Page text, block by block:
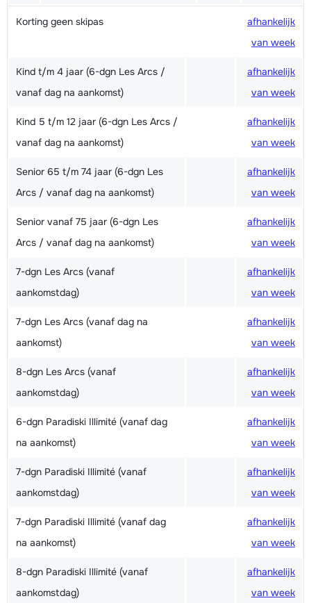
Korting geen skipas
afhankelijk
van week
Kind t/m 4 jaar (6-dgn Les Arcs /
vanaf dag na aankomst)
afhankelijk
van week
Kind 5 t/m 12 jaar (6-dgn Les Arcs /
vanaf dag na aankomst)
afhankelijk
van week
Senior 65 t/m 74 jaar (6-dgn Les
Arcs / vanaf dag na aankomst)
afhankelijk
van week
Senior vanaf 75 jaar (6-dgn Les
Arcs / vanaf dag na aankomst)
afhankelijk
van week
7-dgn Les Arcs (vanaf
aankomstdag)
afhankelijk
van week
7-dgn Les Arcs (vanaf dag na
aankomst)
afhankelijk
van week
8-dgn Les Arcs (vanaf
aankomstdag)
afhankelijk
van week
6-dgn Paradiski Illimité (vanaf dag
na aankomst)
afhankelijk
van week
7-dgn Paradiski Illimité (vanaf
aankomstdag)
afhankelijk
van week
7-dgn Paradiski Illimité (vanaf dag
na aankomst)
afhankelijk
van week
8-dgn Paradiski Illimité (vanaf
aankomstdag)
afhankelijk
van week